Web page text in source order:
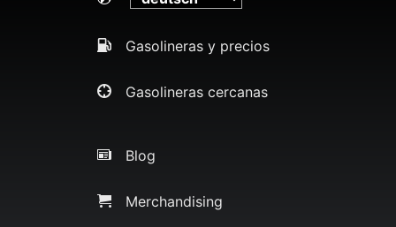
Gasolineras y precios
Gasolineras cercanas
Blog
Merchandising